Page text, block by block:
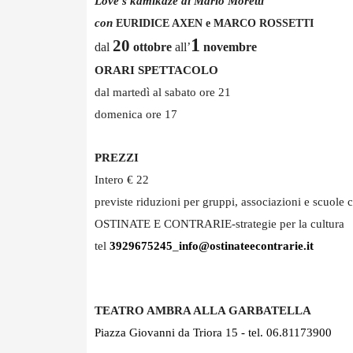
con EURIDICE AXEN e MARCO ROSSETTI
dal 20 ottobreall’1 novembre
ORARI SPETTACOLO
dal martedì al sabato ore 21
domenica ore 17
PREZZI
Intero € 22
previste riduzioni per gruppi, associazioni e scuole
OSTINATE E CONTRARIE-strategie per la cultura
tel 3929675245 info@ostinateecontrarie.it
TEATRO AMBRA ALLA GARBATELLA
Piazza Giovanni da Triora 15 - tel. 06.81173900